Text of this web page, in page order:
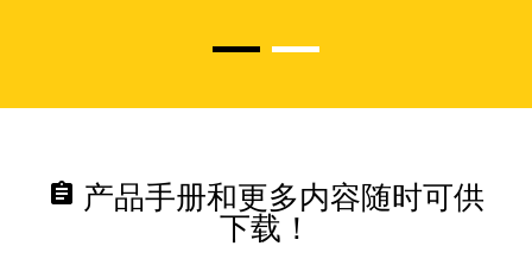
assignment 产品手册和更多内容随时可供
下载！